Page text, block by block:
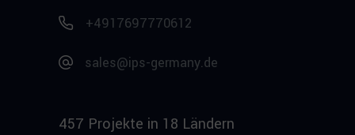
+4917697770612
sales@ips-germany.de
457 Projekte in 18 Ländern